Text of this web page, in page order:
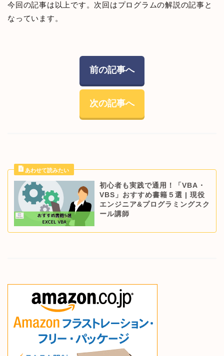
今回の記事は以上です。次回はプログラムの解説の記事と
なっています。
前の記事へ
次の記事へ
初心者も実践で通用！「VBA・
VBS」おすすめ書籍５選 | 現役
エンジニア&プログラミングスク
ール講師